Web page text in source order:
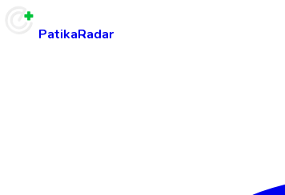
PatikaRadar